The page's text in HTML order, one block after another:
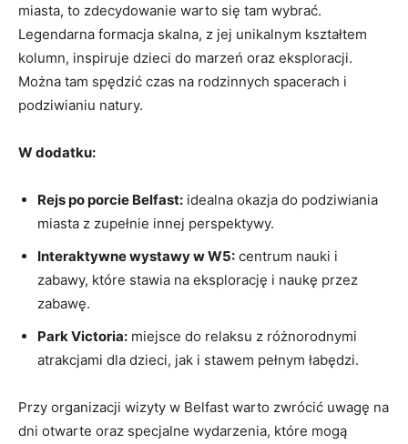
miasta, to zdecydowanie warto się tam wybrać.
Legendarna formacja skalna, z jej unikalnym kształtem
kolumn, inspiruje dzieci do marzeń oraz eksploracji.
Można tam spędzić czas na rodzinnych spacerach i
podziwianiu natury.
W dodatku:
Rejs po porcie Belfast: idealna okazja do podziwiania
miasta z zupełnie innej perspektywy.
Interaktywne wystawy w W5: centrum nauki i
zabawy, które stawia na eksplorację i naukę przez
zabawę.
Park Victoria: miejsce do relaksu z różnorodnymi
atrakcjami dla dzieci, jak i stawem pełnym łabędzi.
Przy organizacji wizyty w Belfast warto zwrócić uwagę na
dni otwarte oraz specjalne wydarzenia, które mogą